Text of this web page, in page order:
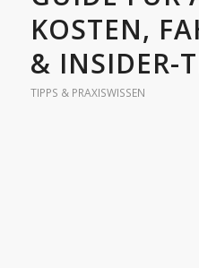
KOSTEN,
& INSIDER-
TIPPS & PRAXISWISSEN